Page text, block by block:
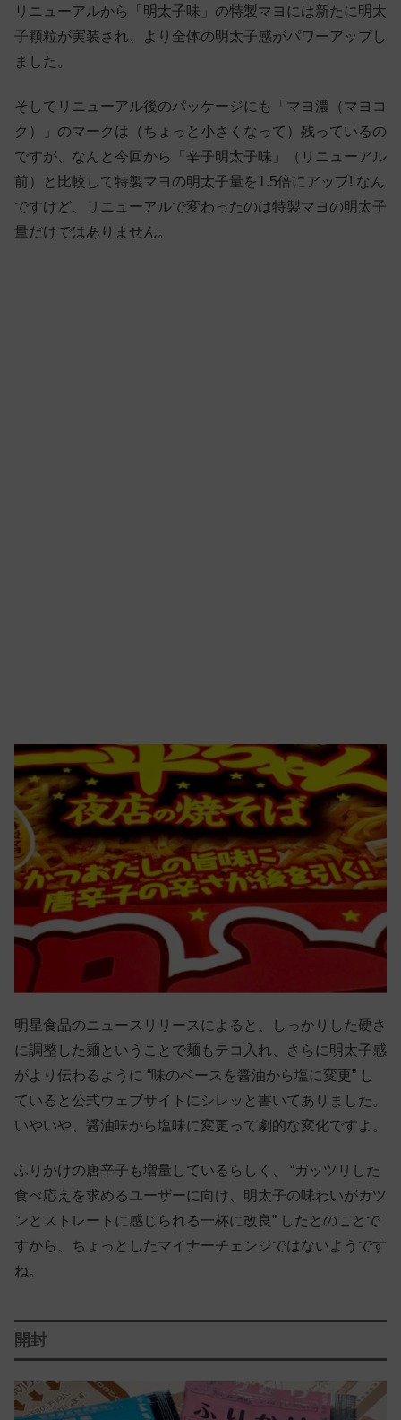
リニューアルから「明太子味」の特製マヨには新たに明太
子顆粒が実装され、より全体の明太子感がパワーアップし
ました。
そしてリニューアル後のパッケージにも「マヨ濃（マヨコ
ク）」のマークは（ちょっと小さくなって）残っているの
ですが、なんと今回から「辛子明太子味」（リニューアル
前）と比較して特製マヨの明太子量を1.5倍にアップ! なん
ですけど、リニューアルで変わったのは特製マヨの明太子
量だけではありません。
明星食品のニュースリリースによると、しっかりした硬さ
に調整した麺ということで麺もテコ入れ、さらに明太子感
がより伝わるように “味のベースを醤油から塩に変更” し
ていると公式ウェブサイトにシレッと書いてありました。
いやいや、醤油味から塩味に変更って劇的な変化ですよ。
ふりかけの唐辛子も増量しているらしく、 “ガッツリした
食べ応えを求めるユーザーに向け、明太子の味わいがガツ
ンとストレートに感じられる一杯に改良” したとのことで
すから、ちょっとしたマイナーチェンジではないようです
ね。
開封